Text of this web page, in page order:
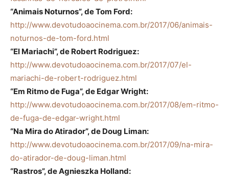
“Animais Noturnos”, de Tom Ford:
http://www.devotudoaocinema.com.br/2017/06/animais-
noturnos-de-tom-ford.html
“El Mariachi”, de Robert Rodriguez:
http://www.devotudoaocinema.com.br/2017/07/el-
mariachi-de-robert-rodriguez.html
“Em Ritmo de Fuga”, de Edgar Wright:
http://www.devotudoaocinema.com.br/2017/08/em-ritmo-
de-fuga-de-edgar-wright.html
“Na Mira do Atirador”, de Doug Liman:
http://www.devotudoaocinema.com.br/2017/09/na-mira-
do-atirador-de-doug-liman.html
“Rastros”, de Agnieszka Holland: